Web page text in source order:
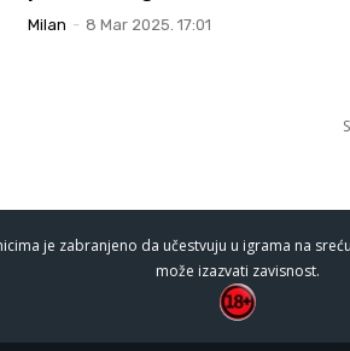
Milan - 8 Mar 2025. 17:01
je zabranjeno da učestvuju u igrama na
može izazvati zavisnost.